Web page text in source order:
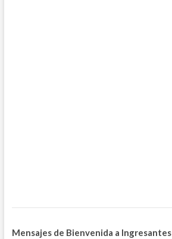
Mensajes de Bienvenida a Ingresantes